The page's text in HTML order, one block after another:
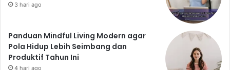
3 hari ago
Panduan Mindful Living Modern agar
Pola Hidup Lebih Seimbang dan
Produktif Tahun Ini
4 hari ago